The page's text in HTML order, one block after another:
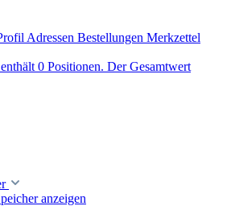
Adressen Bestellungen Merkzettel
0 Positionen. Der Gesamtwert
anzeigen